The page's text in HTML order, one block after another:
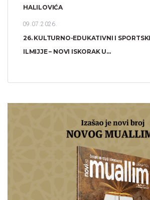
HALILOVIĆA
09.07.2026.
26. KULTURNO-EDUKATIVNI I
ILMIJJE – NOVI ISKORAK U...